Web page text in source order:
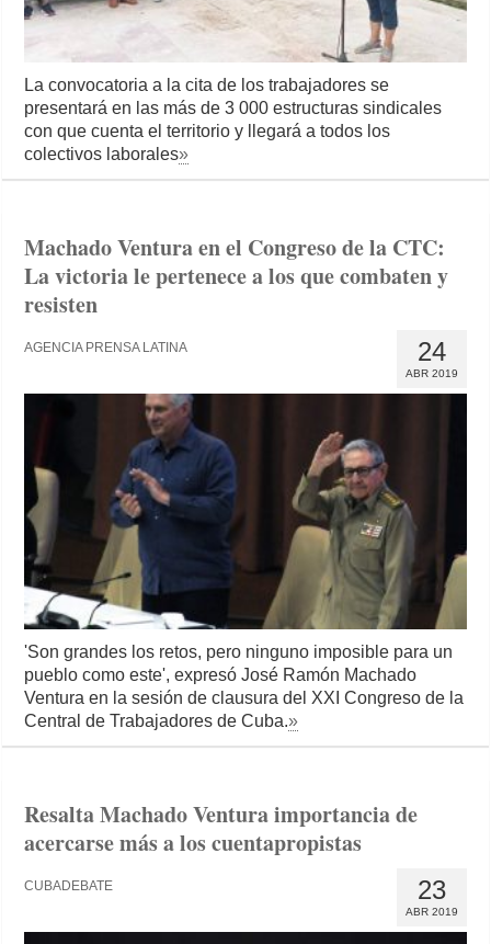
La convocatoria a la cita de los trabajadores se
presentará en las más de 3 000 estructuras sindicales
con que cuenta el territorio y llegará a todos los
colectivos laborales»
Machado Ventura en el Congreso de la CTC:
La victoria le pertenece a los que combaten y
resisten
24
ABR 2019
AGENCIA PRENSA LATINA
'Son grandes los retos, pero ninguno imposible para un
pueblo como este', expresó José Ramón Machado
Ventura en la sesión de clausura del XXI Congreso de la
Central de Trabajadores de Cuba.»
Resalta Machado Ventura importancia de
acercarse más a los cuentapropistas
23
ABR 2019
CUBADEBATE